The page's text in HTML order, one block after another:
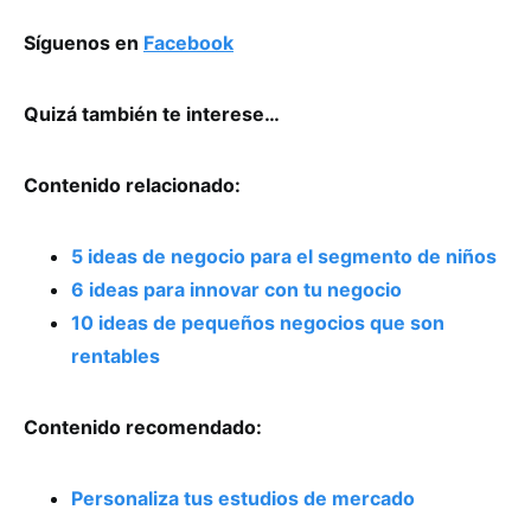
Síguenos en Facebook
Quizá también te interese…
Contenido relacionado:
5 ideas de negocio para el segmento de niños
6 ideas para innovar con tu negocio
10 ideas de pequeños negocios que son
rentables
Contenido recomendado:
Personaliza tus estudios de mercado